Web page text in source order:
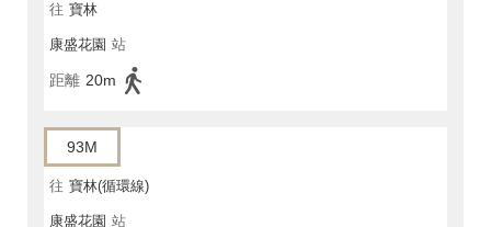
往 寶林
康盛花園 站
距離 20m
93M
往 寶林(循環線)
康盛花園 站